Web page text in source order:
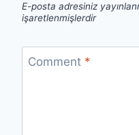
E-posta adresiniz
işaretlenmişlerdir
Comment *